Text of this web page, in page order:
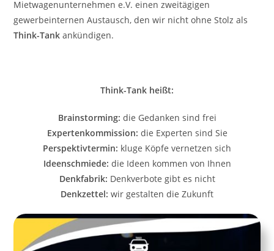
Mietwagenunternehmen e.V. einen zweitägigen
gewerbeinternen Austausch, den wir nicht ohne Stolz als
Think-Tank ankündigen.
Think-Tank heißt:
Brainstorming: die Gedanken sind frei
Expertenkommission: die Experten sind Sie
Perspektivtermin: kluge Köpfe vernetzen sich
Ideenschmiede: die Ideen kommen von Ihnen
Denkfabrik: Denkverbote gibt es nicht
Denkzettel: wir gestalten die Zukunft